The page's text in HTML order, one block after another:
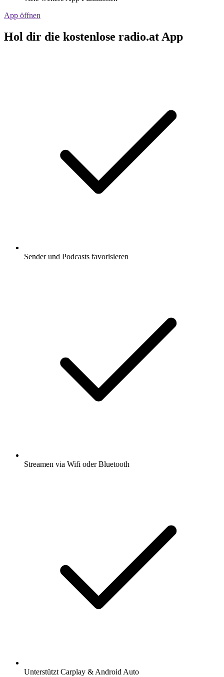
App öffnen
Hol dir die kostenlose radio.at App
Sender und Podcasts favorisieren
Streamen via Wifi oder Bluetooth
Unterstützt Carplay & Android Auto